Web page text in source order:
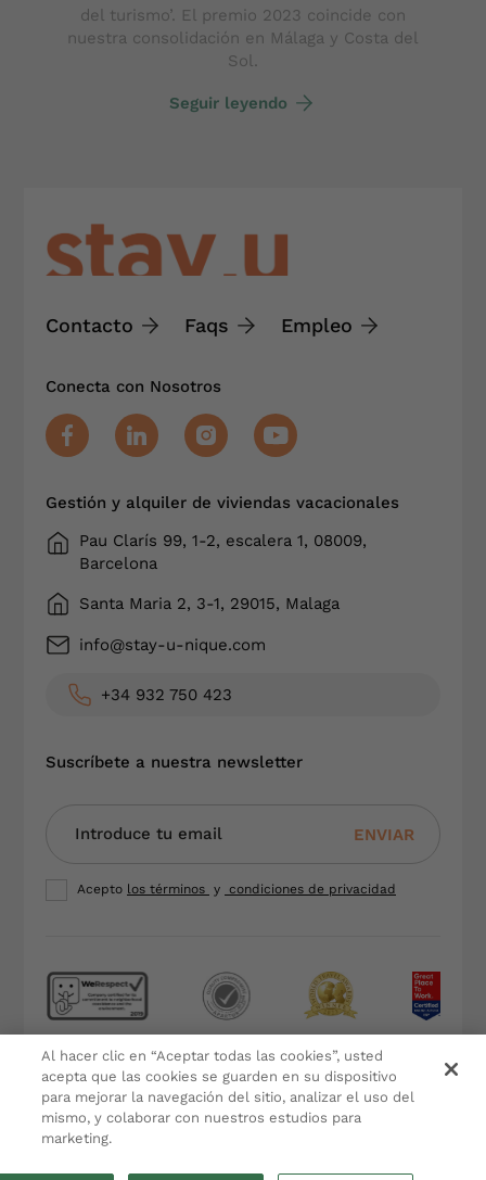
del turismo’. El premio 2023 coincide con
nuestra consolidación en Málaga y Costa del
Sol.
Seguir leyendo
Contacto Faqs Empleo
Conecta con Nosotros
Gestión y alquiler de viviendas vacacionales
Pau Clarís 99, 1-2, escalera 1, 08009,
Barcelona
Santa Maria 2, 3-1, 29015, Malaga
info@stay-u-nique.com
+34 932 750 423
Suscríbete a nuestra newsletter
ENVIAR
Acepto los términos y condiciones de privacidad
Terminos y condiciones
Política de Privacidad
Aviso Legal
Política de Cookies
Al hacer clic en “Aceptar todas las cookies”, usted
acepta que las cookies se guarden en su dispositivo
para mejorar la navegación del sitio, analizar el uso del
mismo, y colaborar con nuestros estudios para
marketing.